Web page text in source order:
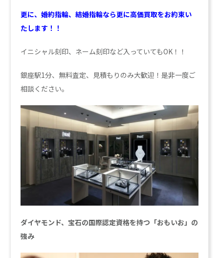
更に、婚約指輪、結婚指輪なら更に高価買取をお約束い
たします！！
イニシャル刻印、ネーム刻印など入っていてもOK！！
銀座駅1分、無料査定、見積もりのみ大歓迎！是非一度ご
相談ください。
ダイヤモンド、宝石の国際認定資格を持つ「おもいお」の
強み